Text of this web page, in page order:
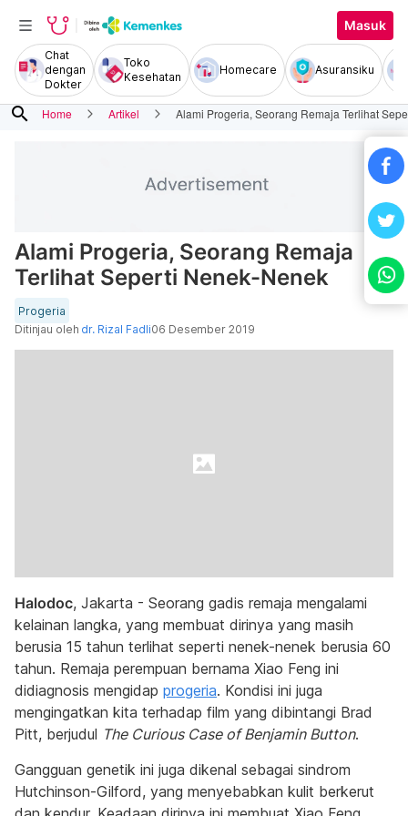
Masuk
Chat
dengan
Dokter
Toko
Kesehatan
Homecare Asuransiku
search Home Artikel Alami Progeria, Seorang Remaja Terlihat
Alami Progeria, Seorang Remaja
Terlihat Seperti Nenek-Nenek
Progeria
Ditinjau oleh dr. Rizal Fadli06 Desember 2019
Halodoc, Jakarta - Seorang gadis remaja mengalami
kelainan langka, yang membuat dirinya yang masih
berusia 15 tahun terlihat seperti nenek-nenek berusia 60
tahun. Remaja perempuan bernama Xiao Feng ini
didiagnosis mengidap progeria. Kondisi ini juga
mengingatkan kita terhadap film yang dibintangi Brad
Pitt, berjudul The Curious Case of Benjamin Button.
Gangguan genetik ini juga dikenal sebagai sindrom
Hutchinson-Gilford, yang menyebabkan kulit berkerut